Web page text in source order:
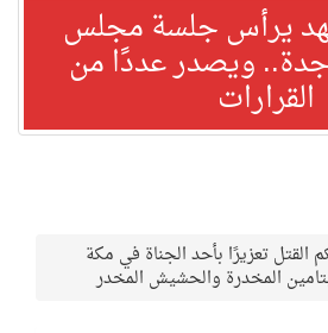
يرأس جلسة مجلس
جدة.. ويصدر عددًا من
القرارات
القتل تعزيرًا بأحد الجناة في مكة
المخدرة والحشيش المخدر